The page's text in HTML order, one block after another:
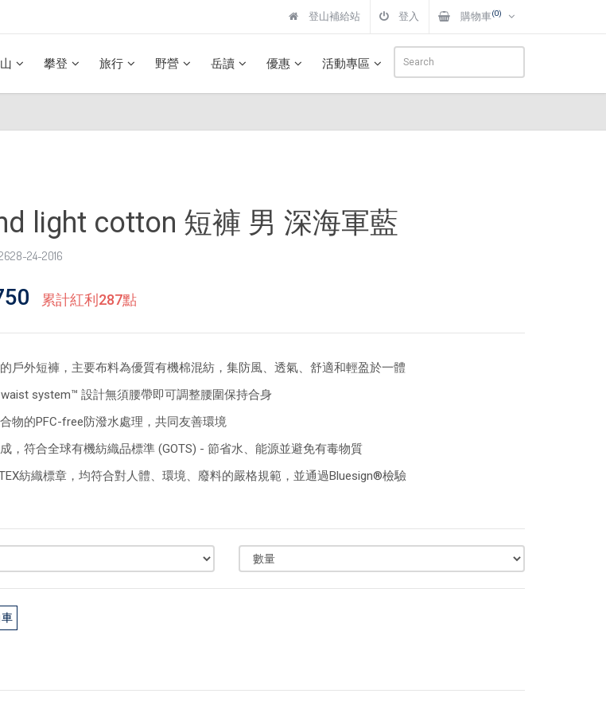
登山補給站 登入 購物車(0)
攀登 旅行 野營 岳讀 優惠 活動專區
light cotton 短褲 男 深海軍藍
24-2016
累計紅利287點
的戶外短褲，主要布料為優質有機棉混紡，集防風、透氣、舒適和輕盈於一體
system™ 設計無須腰帶即可調整腰圍保持合身
物的PFC-free防潑水處理，共同友善環境
，符合全球有機紡織品標準 (GOTS) - 節省水、能源並避免有毒物質
TEX紡織標章，均符合對人體、環境、廢料的嚴格規範，並通過Bluesign®檢驗